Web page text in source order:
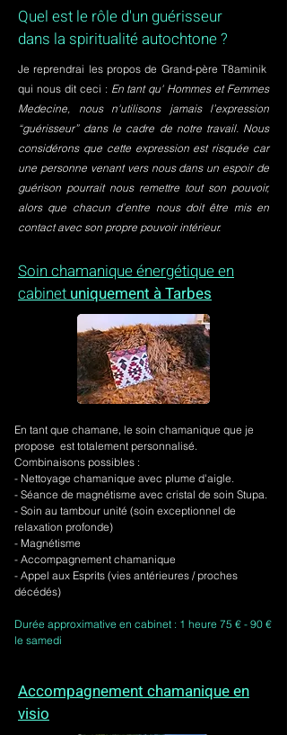
Quel est le rôle d'un guérisseur
dans la spiritualité autochtone ?
Je reprendrai les propos de Grand-père T8aminik
qui nous dit ceci : En tant qu' Hommes et Femmes
Medecine, nous n'utilisons jamais l’expression
“guérisseur” dans le cadre de notre travail. Nous
considérons que cette expression est risquée car
une personne venant vers nous dans un espoir de
guérison pourrait nous remettre tout son pouvoir,
alors que chacun d’entre nous doit être mis en
contact avec son propre pouvoir intérieur.
Soin chamanique énergétique en
cabinet uniquement à Tarbes
En tant que chamane, le soin chamanique que je
propose est totalement personnalisé.
Combinaisons possibles :
- Nettoyage chamanique avec plume d'aigle.
- Séance de magnétisme avec cristal de soin Stupa.
- Soin au tambour unité (soin exceptionnel de
relaxation profonde)
- Magnétisme
- Accompagnement chamanique
- Appel aux Esprits (vies antérieures / proches
décédés)
Durée approximative en cabinet : 1 heure 75 € - 90 €
le samedi
Accompagnement chamanique en
visio